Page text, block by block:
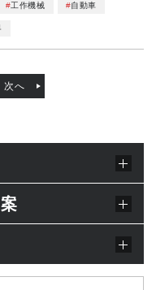
工作機械 自動車
次へ